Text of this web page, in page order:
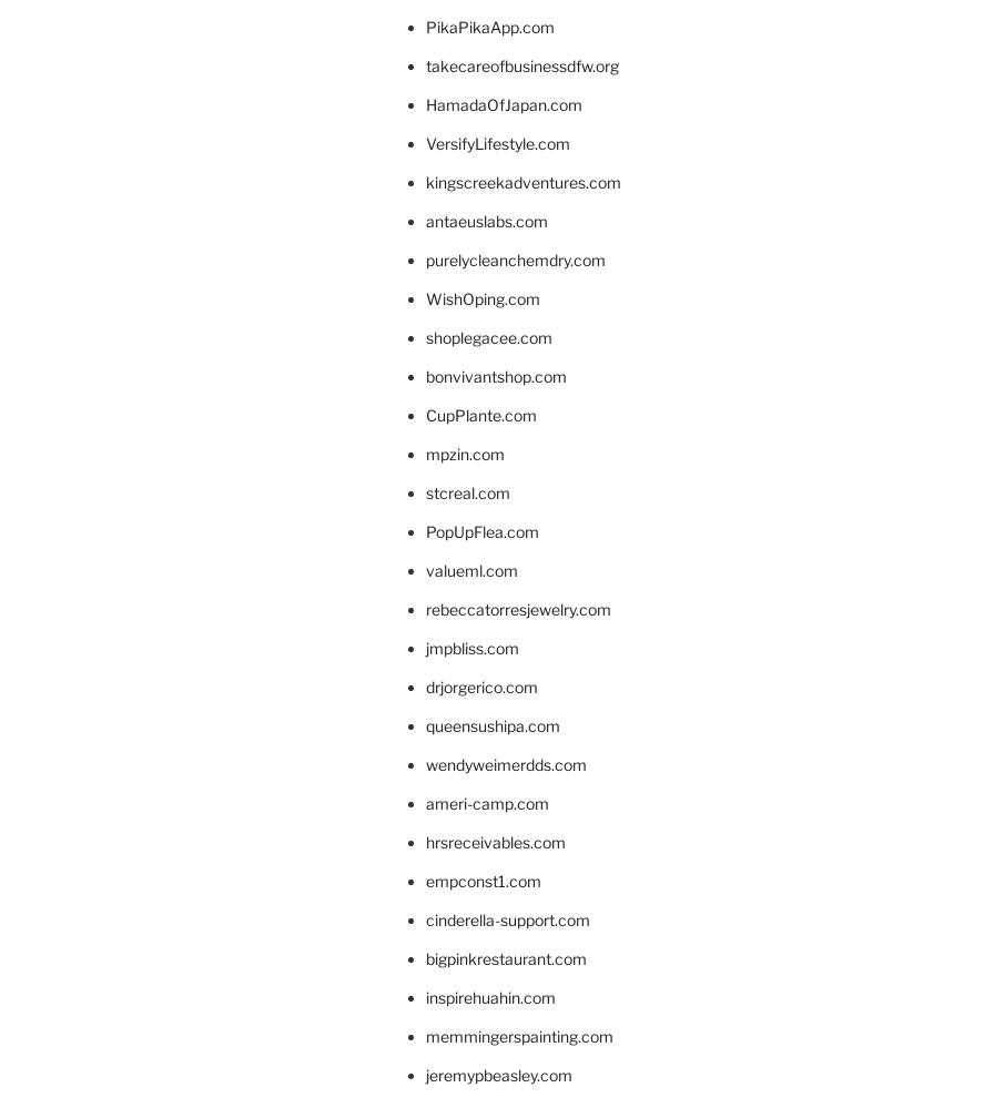
PikaPikaApp.com
takecareofbusinessdfw.org
HamadaOfJapan.com
VersifyLifestyle.com
kingscreekadventures.com
antaeuslabs.com
purelycleanchemdry.com
WishOping.com
shoplegacee.com
bonvivantshop.com
CupPlante.com
mpzin.com
stcreal.com
PopUpFlea.com
valueml.com
rebeccatorresjewelry.com
jmpbliss.com
drjorgerico.com
queensushipa.com
wendyweimerdds.com
ameri-camp.com
hrsreceivables.com
empconst1.com
cinderella-support.com
bigpinkrestaurant.com
inspirehuahin.com
memmingerspainting.com
jeremypbeasley.com